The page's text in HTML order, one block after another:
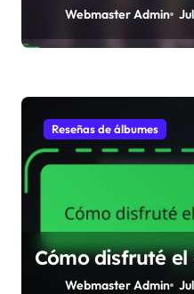
Webmaster Admin
Reseñas de álbumes
Cómo disfruté el
Webmaster Admin